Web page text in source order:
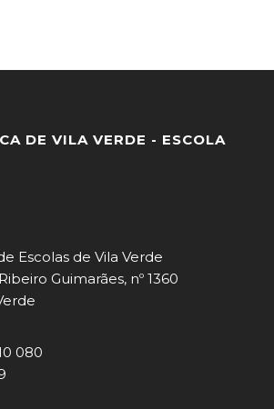
DE VILA VERDE - ESCOLA
Escolas de Vila Verde
Guimarães, nº 1360
080